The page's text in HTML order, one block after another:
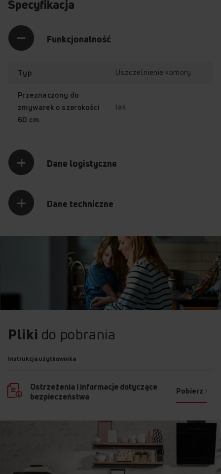
Specyfikacja
Funkcjonalność
Typ Uszczelnienie komory
Przeznaczony do
zmywarek o szerokości
60 cm
tak
Dane logistyczne
Dane techniczne
Pliki do pobrania
Instrukcja użytkownika
Ostrzeżenia i informacje dotyczące
bezpieczeństwa
Pobierz